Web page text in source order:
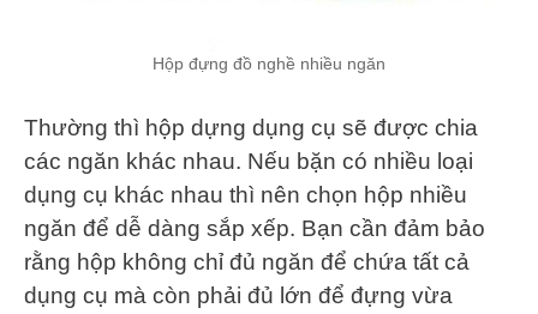
Hộp đựng đồ nghề nhiều ngăn
Thường thì hộp dựng dụng cụ sẽ được chia
các ngăn khác nhau. Nếu bặn có nhiều loại
dụng cụ khác nhau thì nên chọn hộp nhiều
ngăn để dễ dàng sắp xếp. Bạn cần đảm bảo
rằng hộp không chỉ đủ ngăn để chứa tất cả
dụng cụ mà còn phải đủ lớn để đựng vừa